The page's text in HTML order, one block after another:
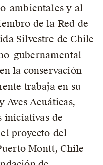
ambientales y al
de la Red de
Silvestre de Chile
gubernamental
la conservación
trabaja en su
Aves Acuáticas,
iniciativas de
proyecto del
Montt, Chile